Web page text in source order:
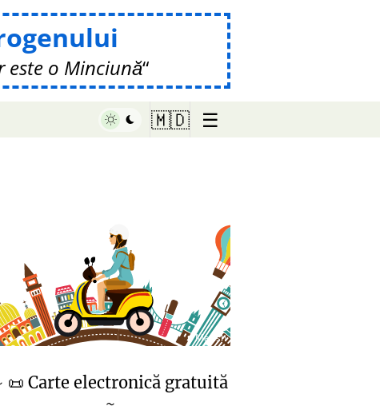
este o Minciună
🇲🇩 ☰
♥ Marish
📜 Carte electronică gratuită
~